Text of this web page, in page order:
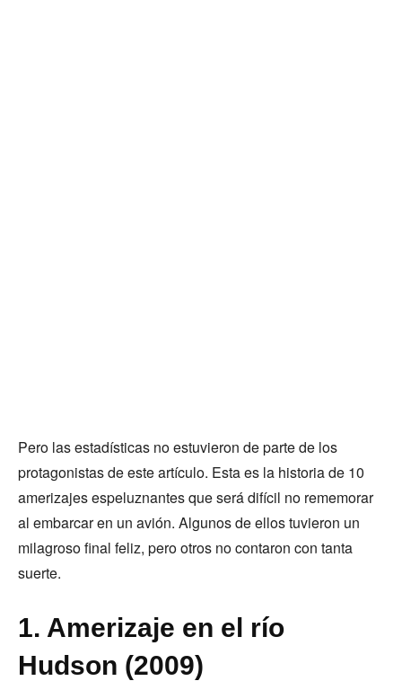
Pero las estadísticas no estuvieron de parte de los
protagonistas de este artículo. Esta es la historia de 10
amerizajes espeluznantes que será difícil no rememorar
al embarcar en un avión. Algunos de ellos tuvieron un
milagroso final feliz, pero otros no contaron con tanta
suerte.
1. Amerizaje en el río
Hudson (2009)